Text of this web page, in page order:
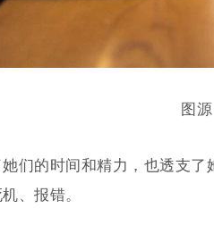
图
她们的时间和精力，也透支
、报错。